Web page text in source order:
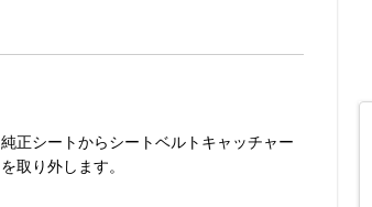
純正シートからシートベルトキャッチャー
を取り外します。